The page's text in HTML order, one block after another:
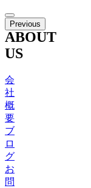
ABOUT
US
会
社
概
要
ブ
ロ
グ
お
問
Previous